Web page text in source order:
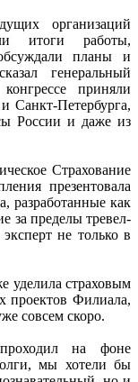
организаций
итоги работы,
планы и
генеральный
приняли
Санкт-Петербурга,
России и даже из
Страхование
презентовала
разработанные как
за пределы тревел-
не только в
уделила страховым
проектов Филиала,
совсем скоро.
на фоне
мы хотели бы